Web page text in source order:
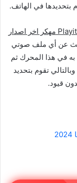
بتحديدها في الهاتف.
عن أي ملف صوتي
به في هذا المحرك ثم
تقوم بتحديد
قيود.